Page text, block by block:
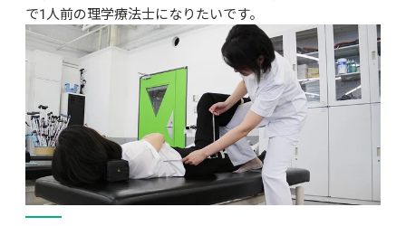
で1人前の理学療法士になりたいです。